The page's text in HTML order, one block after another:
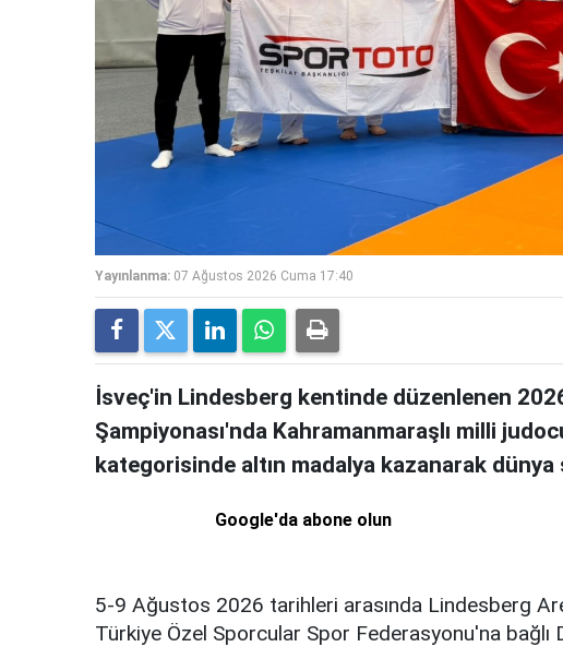
Yayınlanma: 07 Ağustos 2026 Cuma 17:40
İsveç'in Lindesberg kentinde düzenlenen
Şampiyonası'nda Kahramanmaraşlı milli
kategorisinde altın madalya kazanarak
Google'da abone olun
5-9 Ağustos 2026 tarihleri arasında Lindesberg
Türkiye Özel Sporcular Spor Federasyonu'na bağlı